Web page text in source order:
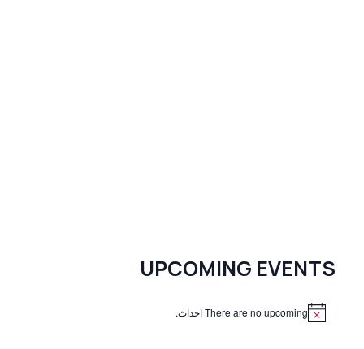
UPCOMING EVENTS
There are no upcoming احداث.